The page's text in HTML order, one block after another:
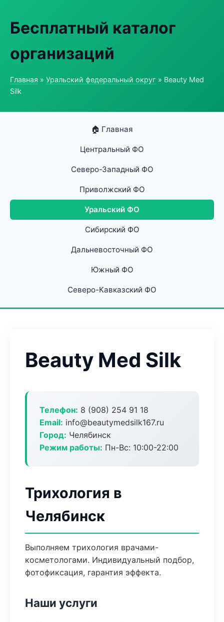
Бесплатный каталог
организаций
Главная » Уральский федеральный округ » Beauty Med
Silk
🏠 Главная
Центральный ФО
Северо-Западный ФО
Приволжский ФО
Уральский ФО
Сибирский ФО
Дальневосточный ФО
Южный ФО
Северо-Кавказский ФО
Beauty Med Silk
Телефон: 8 (908) 254 91 18
Email: info@beautymedsilk167.ru
Город: Челябинск
Режим работы: Пн-Вс: 10:00-22:00
Трихология в
Челябинск
Выполняем трихология врачами-
косметологами. Индивидуальный подбор,
фотофиксация, гарантия эффекта.
Наши услуги